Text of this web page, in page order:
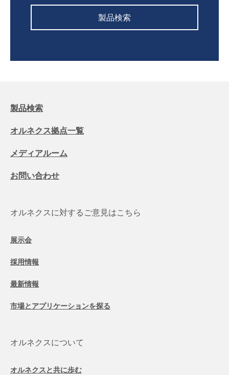
製品検索
製品検索
オルネクス拠点一覧
メディアルーム
お問い合わせ
オルネクスに対するご意見はこちら
展示会
採用情報
最新情報
市場とアプリケーションを探る
オルネクスについて
オルネクスと共に歩む